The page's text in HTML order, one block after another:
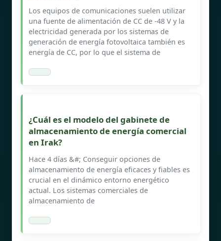
Los equipos de comunicaciones suelen utilizar
una fuente de alimentación de CC de -48 V y la
electricidad generada por los sistemas de
generación de energía fotovoltaica también es
energía de CC, por lo que el sistema de
¿Cuál es el modelo del gabinete de
almacenamiento de energía comercial
en Irak?
Hace 4 días &#; Conseguir opciones de
almacenamiento de energía eficaces y fiables es
crucial en el dinámico entorno energético
actual. Los sistemas comerciales de
almacenamiento de